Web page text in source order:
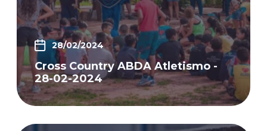
28/02/2024
Cross Country ABDA Atletismo -
28-02-2024